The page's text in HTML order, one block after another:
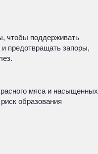
чтобы поддерживать
предотвращать запоры,
мяса и насыщенных
образования